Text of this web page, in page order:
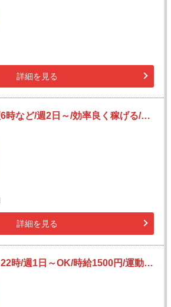
詳細を見る
【深夜】21時～翌6時など/週2日～/効率良く稼げる/日払いOK(規定有)/副業可/フリーター活躍/未経験歓迎
詳細を見る
【夕勤】16時半～22時/週1日～OK/時給1500円/運動不足の解消も！/宅配荷物の仕分け